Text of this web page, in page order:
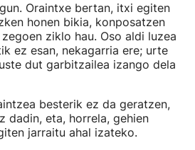
Oraintxe bertan, itxi egiten
honen bikia, konposatzen
ziklo hau. Oso aldi luzea
ez esan, nekagarria ere; urte
dut garbitzailea izango dela
besterik ez da geratzen,
dadin, eta, horrela, gehien
jarraitu ahal izateko.